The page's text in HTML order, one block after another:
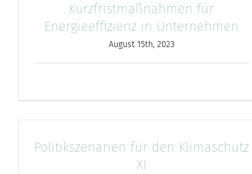
Kurzfristmaßnahmen für
Energieeffizienz in Unternehmen
August 15th, 2023
Politikszenarien für den Klimaschutz
XI